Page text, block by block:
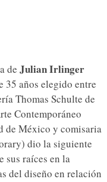
de Julian Irlinger
35 años elegido entre
Thomas Schulte de
Contemporáneo
de México y comisaria
dio la siguiente
sus raíces en la
del diseño en relación